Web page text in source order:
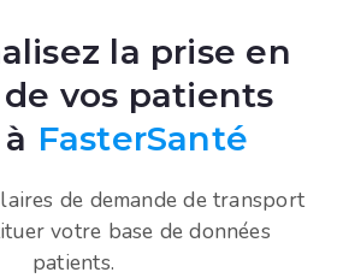
la prise en
vos patients
FasterSanté
de demande de transport
votre base de données
patients.